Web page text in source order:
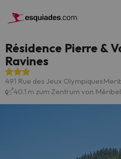
Résidence Pierre &
Ravines
491 Rue des Jeux
40.1 m zum Zentrum von Méribel